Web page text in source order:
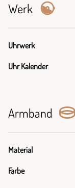
Werk
Uhrwerk
Uhr Kalender
Armband
Material
Farbe